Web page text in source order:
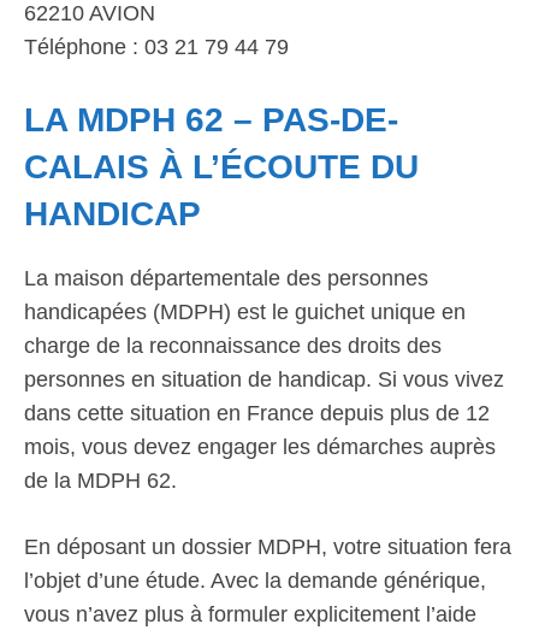
62210 AVION
Téléphone : 03 21 79 44 79
LA MDPH 62 – PAS-DE-
CALAIS À L’ÉCOUTE DU
HANDICAP
La maison départementale des personnes
handicapées (MDPH) est le guichet unique en
charge de la reconnaissance des droits des
personnes en situation de handicap. Si vous vivez
dans cette situation en France depuis plus de 12
mois, vous devez engager les démarches auprès
de la MDPH 62.
En déposant un dossier MDPH, votre situation fera
l’objet d’une étude. Avec la demande générique,
vous n’avez plus à formuler explicitement l’aide